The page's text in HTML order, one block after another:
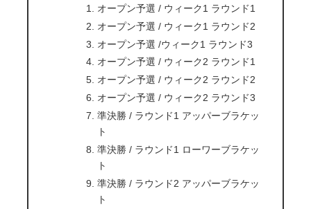
オープン予選 / ウィーク1 ラウンド1
オープン予選 / ウィーク1 ラウンド2
オープン予選 /ウィーク1 ラウンド3
オープン予選 / ウィーク2 ラウンド1
オープン予選 / ウィーク2 ラウンド2
オープン予選 / ウィーク2 ラウンド3
準決勝 / ラウンド1 アッパーブラケッ
ト
準決勝 / ラウンド1 ローワーブラケッ
ト
準決勝 / ラウンド2 アッパーブラケッ
ト